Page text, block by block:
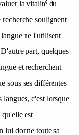
la vitalité du
recherche soulignent
ne l'utilisent
part, quelques
et recherchent
sous ses différentes
langues, c'est lorsque
qu'elle est
lui donne toute sa